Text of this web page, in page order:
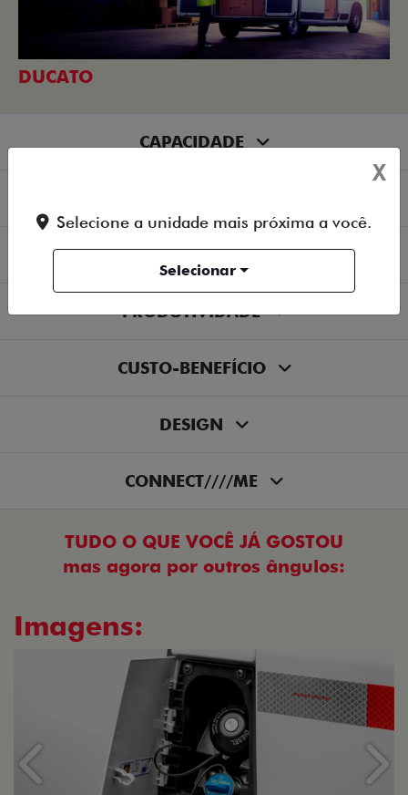
DUCATO
CAPACIDADE
ECONOMIA
PRODUTIVIDADE
CUSTO-BENEFÍCIO
DESIGN
CONNECT////ME
TUDO O QUE VOCÊ JÁ GOSTOU
mas agora por outros ângulos:
Imagens:
Anterior
X
Selecione a unidade mais próxima a você.
Selecionar